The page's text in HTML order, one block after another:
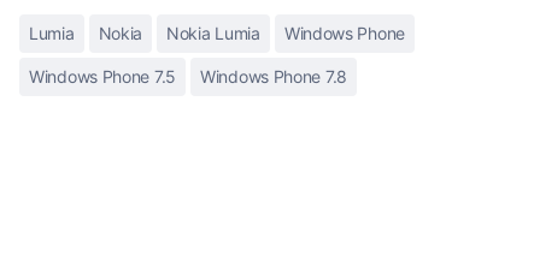
Lumia Nokia Nokia Lumia Windows Phone
Windows Phone 7.5 Windows Phone 7.8